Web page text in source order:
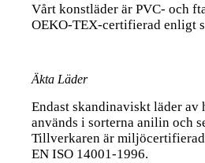
Vårt konstläder är PVC- och
OEKO-TEX-certifierad enligt
Äkta Läder
Endast skandinaviskt läder av
används i sorterna anilin och
Tillverkaren är miljöcertifierad
EN ISO 14001-1996.